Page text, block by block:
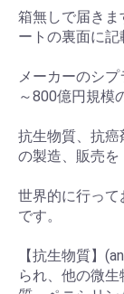
箱無しで届き
ートの裏面に記
メーカーのシ
～800億円規模
抗生物質、抗
の製造、販売を
世界的に行っ
です。
【抗生物質】
られ、他の微